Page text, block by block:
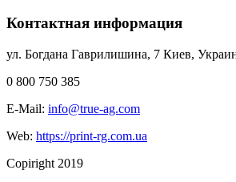
Контактная информация
ул. Богдана Гаврилишина, 7 Киев,
0 800 750 385
E-Mail: info@true-ag.com
Web: https://print-rg.com.ua
Copiright 2019